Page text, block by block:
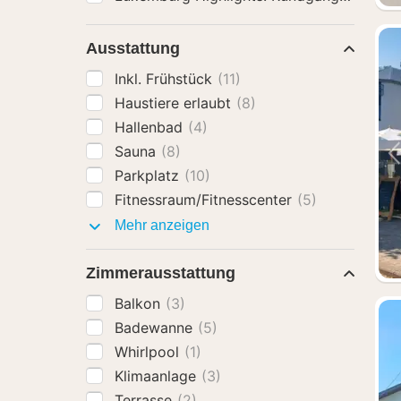
Ausstattung
Inkl. Frühstück (11)
Haustiere erlaubt (8)
Hallenbad (4)
Sauna (8)
Parkplatz (10)
Fitnessraum/Fitnesscenter (5)
Mehr anzeigen
Zimmerausstattung
Balkon (3)
Badewanne (5)
Whirlpool (1)
Klimaanlage (3)